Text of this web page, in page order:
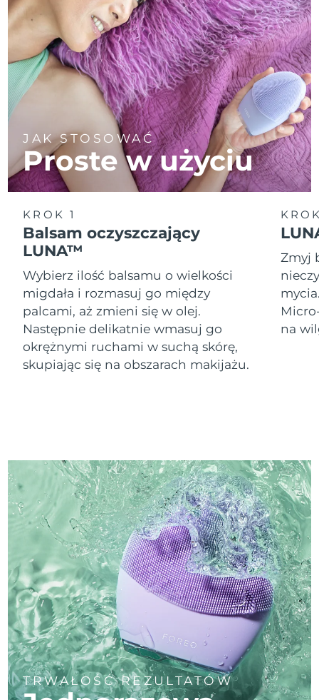
JAK STOSOWAĆ
Proste w użyciu
KROK 1
Balsam oczyszczający
LUNA™
Wybierz ilość balsamu o wielkości
migdała i rozmasuj go między
palcami, aż zmieni się w olej.
Następnie delikatnie wmasuj go
okrężnymi ruchami w suchą skórę,
skupiając się na obszarach makijażu.
Zmyj
na
TRWAŁOŚĆ REZULTATÓW